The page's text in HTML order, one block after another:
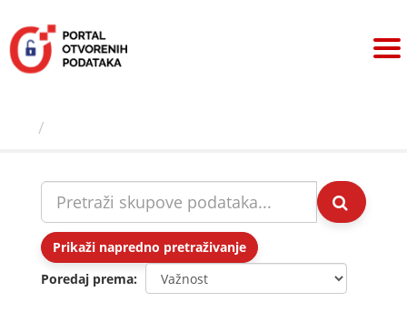
sadržaj
Prikaži napredno pretraživanje
Poredaj prema